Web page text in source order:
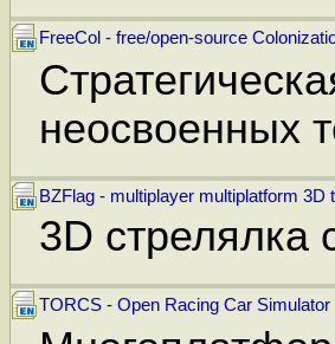
FreeCol - free/open-source
неосвоенных
BZFlag - multiplayer multiplatform 3D
3D стрелялка
TORCS - Open Racing Car Simulator